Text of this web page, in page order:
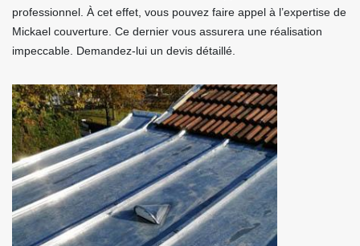
professionnel. À cet effet, vous pouvez faire appel à l’expertise de
Mickael couverture. Ce dernier vous assurera une réalisation
impeccable. Demandez-lui un devis détaillé.